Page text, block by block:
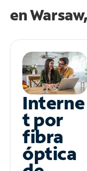
en
Interne
t por
fibra
óptica